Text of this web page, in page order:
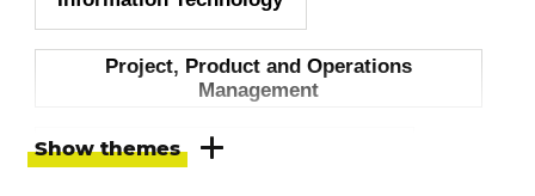
Project, Product and Operations
Management
Leadership and talent management
Show themes